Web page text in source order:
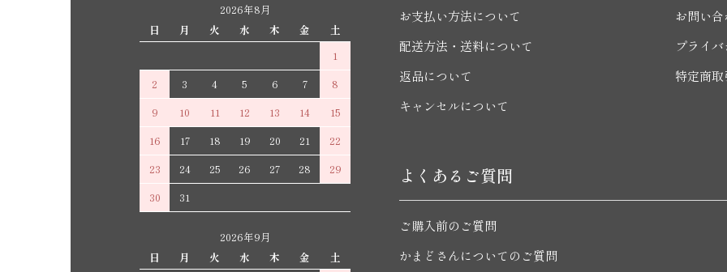
2026年8月
日
月 火 水 木 金
土
1
2
3 4 5 6 7
8
9
10 11 12 13 14
15
16
17 18 19 20 21
22
23
24 25 26 27 28
29
30
31
2026年9月
日
月 火 水 木 金
土
お支払い方法について
配送方法・送料について
返品について
キャンセルについて
お問い
プライ
特定商
よくあるご質問
ご購入前のご質問
かまどさんについてのご質問